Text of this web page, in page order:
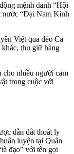
mệnh danh “Hội
nước “Đại Nam Kinh
Việt qua đèo Cả
thu giữ hàng
cho nhiều người cảm
trong cuộc với
dẫn dắt thoát ly
luyện tại Quân
đạo” với tên gọi